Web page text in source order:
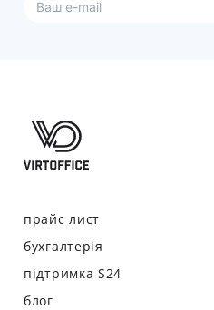
прайс лист
бухгалтерія
підтримка S24
блог